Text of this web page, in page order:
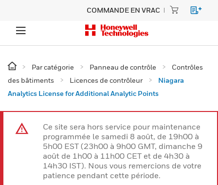
COMMANDE EN VRAC
Par catégorie Panneau de contrôle
Contrôles
des bâtiments
Licences de contrôleur
Niagara
Analytics License for Additional Analytic Points
Ce site sera hors service pour maintenance
programmée le samedi 8 août, de 19h00 à
5h00 EST (23h00 à 9h00 GMT, dimanche 9
août de 1h00 à 11h00 CET et de 4h30 à
14h30 IST). Nous vous remercions de votre
patience pendant cette période.